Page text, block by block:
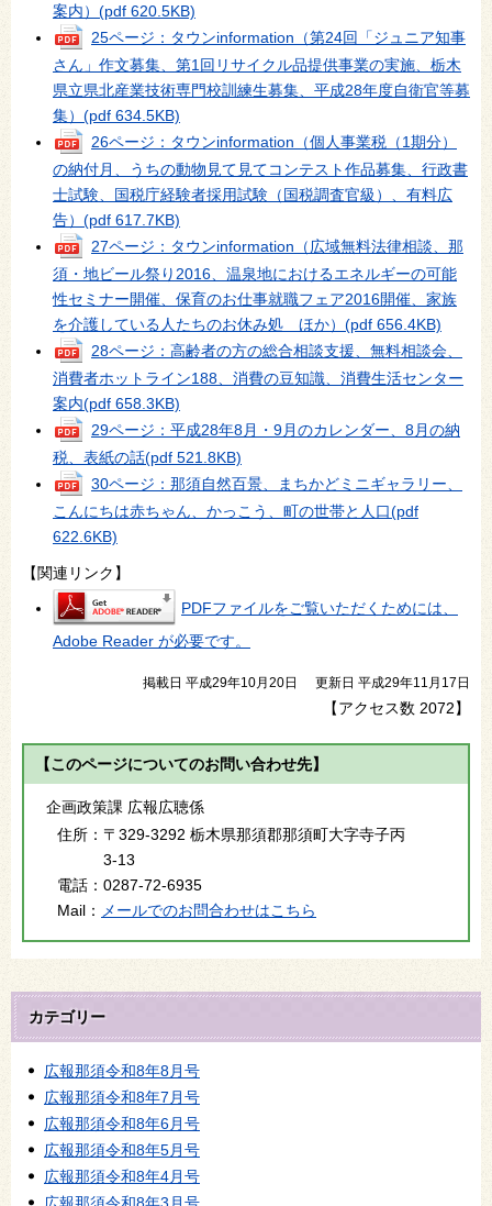
案内） (pdf 620.5KB)
25ページ：タウンinformation（第24回「ジュニア知事
さん」作文募集、第1回リサイクル品提供事業の実施、栃木
県立県北産業技術専門校訓練生募集、平成28年度自衛官等募
集） (pdf 634.5KB)
26ページ：タウンinformation（個人事業税（1期分）
の納付月、うちの動物見て見てコンテスト作品募集、行政書
士試験、国税庁経験者採用試験（国税調査官級）、有料広
告） (pdf 617.7KB)
27ページ：タウンinformation（広域無料法律相談、那
須・地ビール祭り2016、温泉地におけるエネルギーの可能
性セミナー開催、保育のお仕事就職フェア2016開催、家族
を介護している人たちのお休み処 ほか） (pdf 656.4KB)
28ページ：高齢者の方の総合相談支援、無料相談会、
消費者ホットライン188、消費の豆知識、消費生活センター
案内(pdf 658.3KB)
29ページ：平成28年8月・9月のカレンダー、8月の納
税、表紙の話(pdf 521.8KB)
30ページ：那須自然百景、まちかどミニギャラリー、
こんにちは赤ちゃん、かっこう、町の世帯と人口(pdf
622.6KB)
【関連リンク】
PDFファイルをご覧いただくためには、
Adobe Reader が必要です。
掲載日 平成29年10月20日 更新日 平成29年11月17日
【アクセス数 2072】
【このページについてのお問い合わせ先】
企画政策課 広報広聴係
住所： 〒329-3292 栃木県那須郡那須町大字寺子丙
3-13
電話： 0287-72-6935
Mail：
メールでのお問合わせはこちら
カテゴリー
広報那須令和8年8月号
広報那須令和8年7月号
広報那須令和8年6月号
広報那須令和8年5月号
広報那須令和8年4月号